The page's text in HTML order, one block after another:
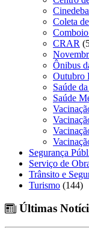
Coleta
CRAR
Ônibus
Outubro
Saúde
Saúde
Segurança
Serviço de
Trânsito e
Turismo (144)
Últimas